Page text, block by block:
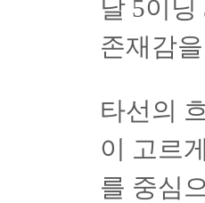
날 5이
존재감
타선의
이 고르
를 중심